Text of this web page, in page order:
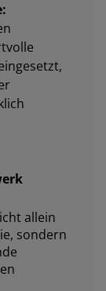
allein
sondern